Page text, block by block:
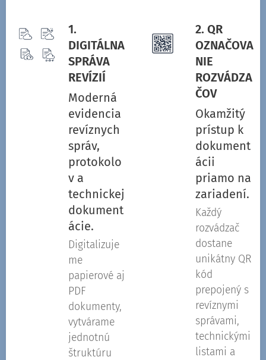
1.
DIGITÁLNA
SPRÁVA
REVÍZIÍ
Moderná
evidencia
revíznych
správ,
protokolo
v a
technickej
dokument
ácie.
Digitalizuje
me
papierové aj
PDF
dokumenty,
vytvárame
jednotnú
štruktúru
2. QR
OZNAČOVA
NIE
ROZVÁDZA
ČOV
Okamžitý
prístup k
dokument
ácii
priamo na
zariadení.
Každý
rozvádzač
dostane
unikátny QR
kód
prepojený s
revíznymi
správami,
technickými
listami a